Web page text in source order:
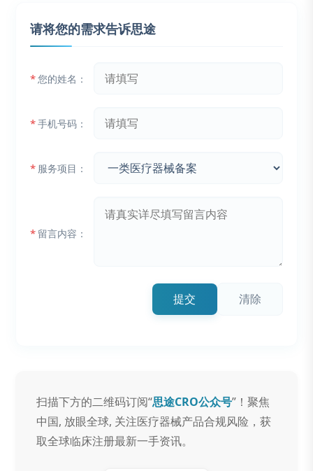
请将您的需求告诉思途
*您的姓名：
*手机号码：
* 服务项目：
* 留言内容：
提交 清除
扫描下方的二维码订阅“思途CRO公众号”！聚焦
中国, 放眼全球, 关注医疗器械产品合规风险，获
取全球临床注册最新一手资讯。